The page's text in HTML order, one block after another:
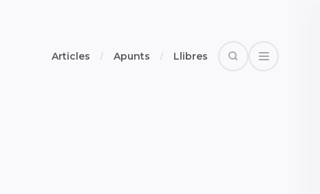
Articles Apunts Llibres SearchOpen